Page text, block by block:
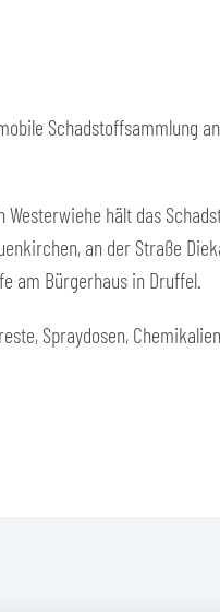
Schadstoffsammlung
hält das
an der Straße
am Bürgerhaus in Druffel.
Spraydosen,